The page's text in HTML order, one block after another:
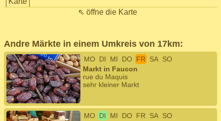
⇖ öffne die Karte
Andre Märkte in einem Umkreis von 17km:
MO DI MI DO FR SA SO
Markt in Faucon
rue du Maquis
sehr kleiner Markt
MO DI MI DO FR SA SO